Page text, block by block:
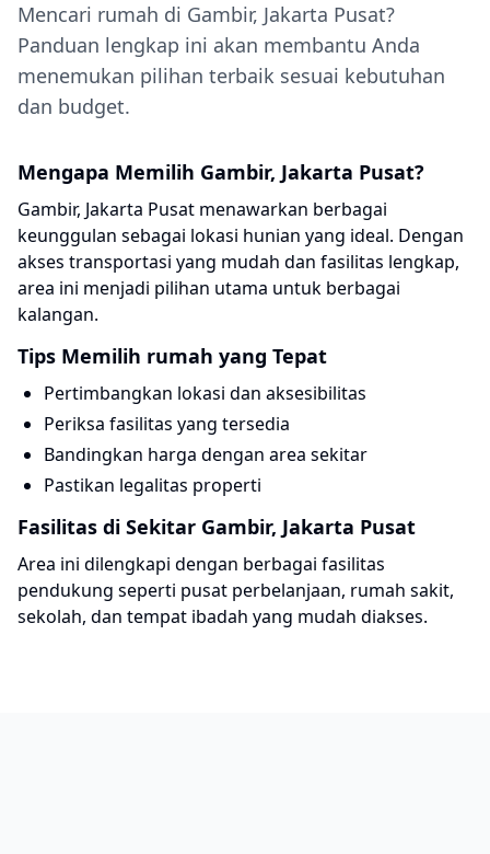
Mencari rumah di Gambir, Jakarta Pusat?
Panduan lengkap ini akan membantu Anda
menemukan pilihan terbaik sesuai kebutuhan
dan budget.
Mengapa Memilih Gambir, Jakarta Pusat?
Gambir, Jakarta Pusat menawarkan berbagai
keunggulan sebagai lokasi hunian yang ideal. Dengan
akses transportasi yang mudah dan fasilitas lengkap,
area ini menjadi pilihan utama untuk berbagai
kalangan.
Tips Memilih rumah yang Tepat
Pertimbangkan lokasi dan aksesibilitas
Periksa fasilitas yang tersedia
Bandingkan harga dengan area sekitar
Pastikan legalitas properti
Fasilitas di Sekitar Gambir, Jakarta Pusat
Area ini dilengkapi dengan berbagai fasilitas
pendukung seperti pusat perbelanjaan, rumah sakit,
sekolah, dan tempat ibadah yang mudah diakses.